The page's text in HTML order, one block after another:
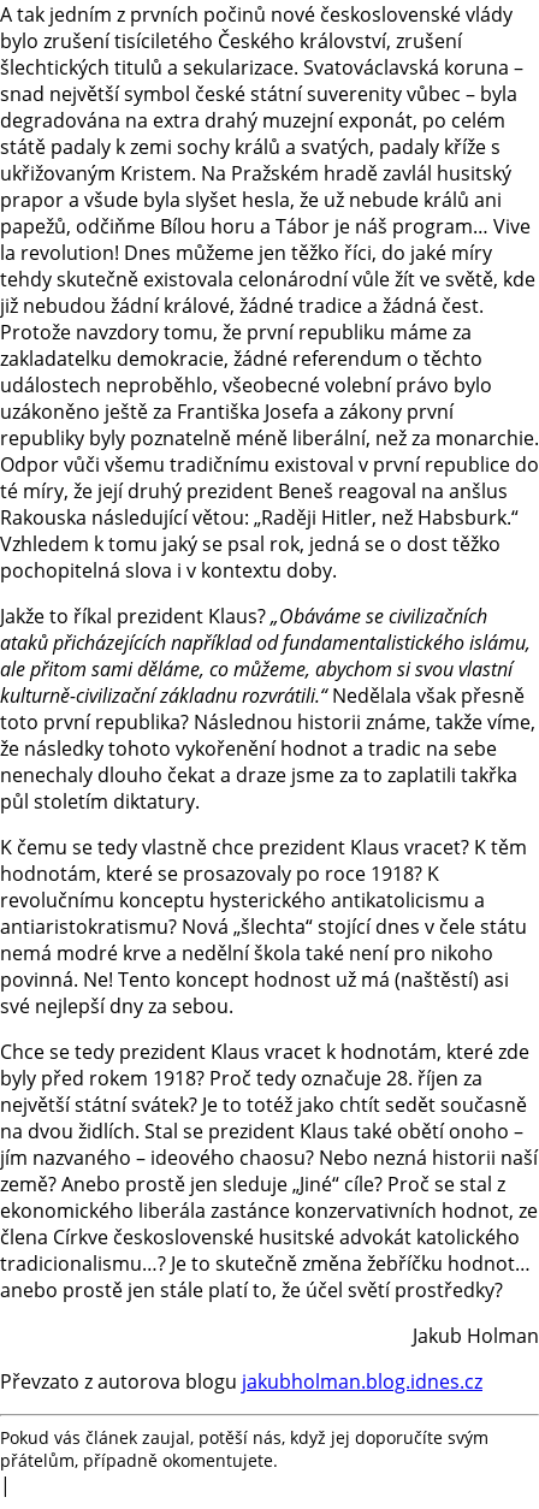
A tak jedním z prvních počinů nové československé vlády
bylo zrušení tisíciletého Českého království, zrušení
šlechtických titulů a sekularizace. Svatováclavská koruna –
snad největší symbol české státní suverenity vůbec – byla
degradována na extra drahý muzejní exponát, po celém
státě padaly k zemi sochy králů a svatých, padaly kříže s
ukřižovaným Kristem. Na Pražském hradě zavlál husitský
prapor a všude byla slyšet hesla, že už nebude králů ani
papežů, odčiňme Bílou horu a Tábor je náš program… Vive
la revolution! Dnes můžeme jen těžko říci, do jaké míry
tehdy skutečně existovala celonárodní vůle žít ve světě, kde
již nebudou žádní králové, žádné tradice a žádná čest.
Protože navzdory tomu, že první republiku máme za
zakladatelku demokracie, žádné referendum o těchto
událostech neproběhlo, všeobecné volební právo bylo
uzákoněno ještě za Františka Josefa a zákony první
republiky byly poznatelně méně liberální, než za monarchie.
Odpor vůči všemu tradičnímu existoval v první republice do
té míry, že její druhý prezident Beneš reagoval na anšlus
Rakouska následující větou: „Raději Hitler, než Habsburk.“
Vzhledem k tomu jaký se psal rok, jedná se o dost těžko
pochopitelná slova i v kontextu doby.
Jakže to říkal prezident Klaus?„Obáváme se civilizačních
ataků přicházejících například od fundamentalistického islámu,
ale přitom sami děláme, co můžeme, abychom si svou vlastní
kulturně-civilizační základnu rozvrátili.“Nedělala však přesně
toto první republika? Následnou historii známe, takže víme,
že následky tohoto vykořenění hodnot a tradic na sebe
nenechaly dlouho čekat a draze jsme za to zaplatili takřka
půl stoletím diktatury.
K čemu se tedy vlastně chce prezident Klaus vracet? K těm
hodnotám, které se prosazovaly po roce 1918? K
revolučnímu konceptu hysterického antikatolicismu a
antiaristokratismu? Nová „šlechta“ stojící dnes v čele státu
nemá modré krve a nedělní škola také není pro nikoho
povinná. Ne! Tento koncept hodnost už má (naštěstí) asi
své nejlepší dny za sebou.
Chce se tedy prezident Klaus vracet k hodnotám, které zde
byly před rokem 1918? Proč tedy označuje 28. říjen za
největší státní svátek? Je to totéž jako chtít sedět současně
na dvou židlích. Stal se prezident Klaus také obětí onoho –
jím nazvaného – ideového chaosu? Nebo nezná historii naší
země? Anebo prostě jen sleduje „Jiné“ cíle? Proč se stal z
ekonomického liberála zastánce konzervativních hodnot, ze
člena Církve československé husitské advokát katolického
tradicionalismu…? Je to skutečně změna žebříčku hodnot…
anebo prostě jen stále platí to, že účel světí prostředky?
Jakub Holman
Převzato z autorova blogu jakubholman.blog.idnes.cz
Pokud vás článek zaujal, potěší nás, když jej doporučíte svým
přátelům, případně okomentujete.
|